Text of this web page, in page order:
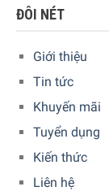
GIA DỤNG ĐỨC
Giao hàng
Bảo hành
Hàng đúng
EU.
Quý khách có
ĐÔI NÉT
Giới thiệu
Tin tức
Khuyến mãi
Tuyển dụng
Kiến thức
Liên hệ